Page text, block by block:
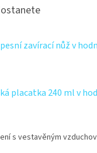
zavírací nůžv
placatka 240 mlv
s vestavěným